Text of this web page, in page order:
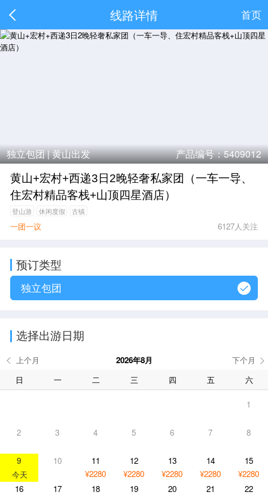
线路详情 首页
独立包团 |黄山出发 产品编号：5409012
黄山+宏村+西递3日2晚轻奢私家团（一车一导、
住宏村精品客栈+山顶四星酒店）
登山游 休闲度假 古镇
一团一议 6127人关注
预订类型
独立包团
选择出游日期
2026年8月
日
一 二 三 四 五 六
1
2 3 4 5 6 7 8
9 10
11
¥2280
12
¥2280
13
¥2280
14
¥2280
15
¥2280
16
17
18
19
20
21
22